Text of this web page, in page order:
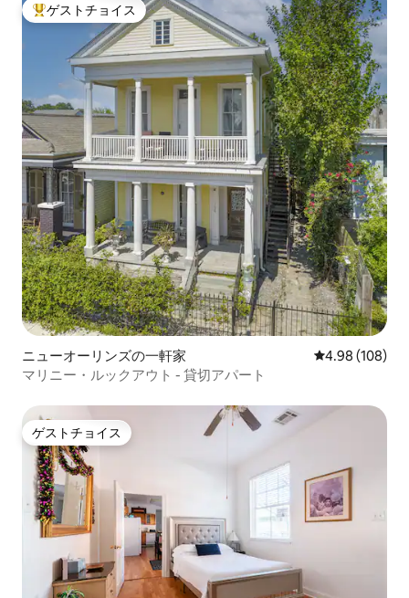
大好評のゲストチョイスです。
ゲストチョイス
ニューオーリンズの一軒家 レビュー108
4.98 (108)
マリニー・ルックアウト - 貸切アパート
ゲストチョイス
ゲストチョイス